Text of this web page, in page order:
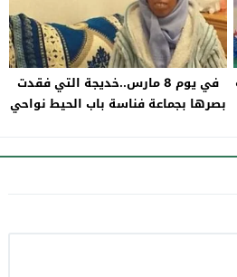
في يوم 8 مارس..خديجة التي فقدت
بصرها بجماعة فناسة باب الحيط نواحي